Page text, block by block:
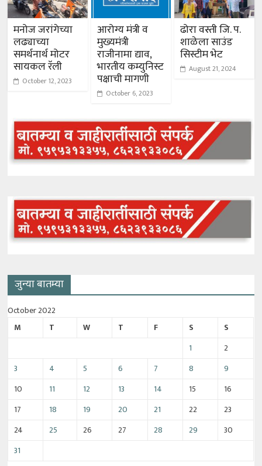
मनोज जरांगेच्या
लढ्याच्या
समर्थनार्थ मोटर
सायकल रॅली
October 12, 2023
आरोग्य मंत्री व
मुख्यमंत्री
राजीनामा द्याव,
भारतीय कम्युनिस्ट
पक्षाची मागणी
October 6, 2023
ढोरा वस्ती जि. प.
शाळेला साउंड
सिस्टीम भेट
August 21, 2024
जुन्या बातम्या
October 2022
M
T W T F S
S
1
2
3
4 5 6 7 8
9
10
11 12 13 14 15
16
17
18 19 20 21 22
23
24
25 26 27 28 29
30
31